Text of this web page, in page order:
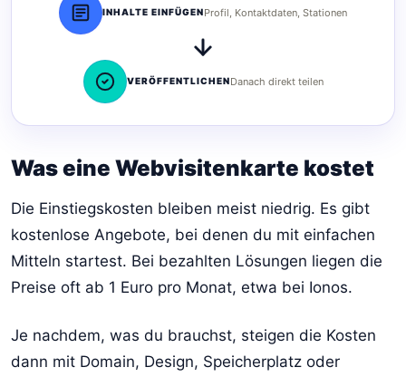
INHALTE EINFÜGENProfil, Kontaktdaten, Stationen
VERÖFFENTLICHENDanach direkt teilen
Was eine Webvisitenkarte kostet
Die Einstiegskosten bleiben meist niedrig. Es gibt
kostenlose Angebote, bei denen du mit einfachen
Mitteln startest. Bei bezahlten Lösungen liegen die
Preise oft ab 1 Euro pro Monat, etwa bei Ionos.
Je nachdem, was du brauchst, steigen die Kosten
dann mit Domain, Design, Speicherplatz oder